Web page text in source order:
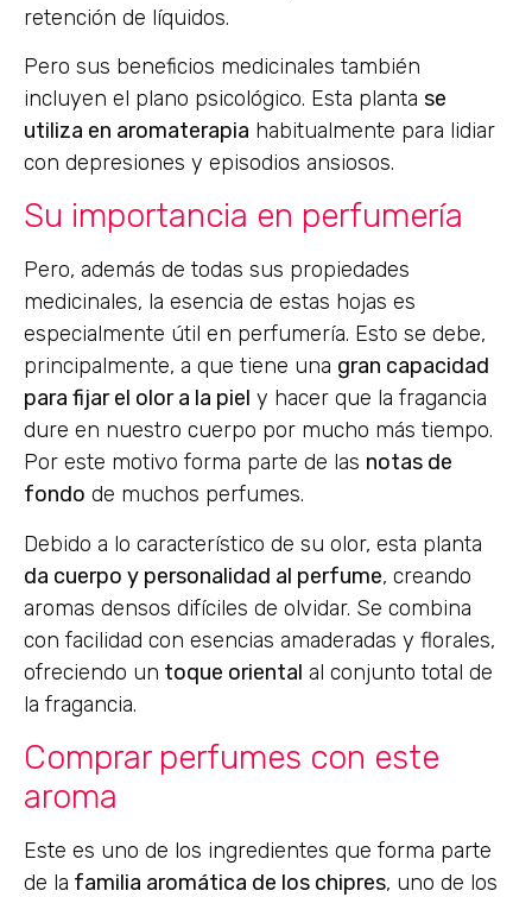
retención de líquidos.
Pero sus beneficios medicinales también
incluyen el plano psicológico. Esta planta se
utiliza en aromaterapia habitualmente para lidiar
con depresiones y episodios ansiosos.
Su importancia en perfumería
Pero, además de todas sus propiedades
medicinales, la esencia de estas hojas es
especialmente útil en perfumería. Esto se debe,
principalmente, a que tiene una gran capacidad
para fijar el olor a la piel y hacer que la fragancia
dure en nuestro cuerpo por mucho más tiempo.
Por este motivo forma parte de las notas de
fondo de muchos perfumes.
Debido a lo característico de su olor, esta planta
da cuerpo y personalidad al perfume, creando
aromas densos difíciles de olvidar. Se combina
con facilidad con esencias amaderadas y florales,
ofreciendo un toque oriental al conjunto total de
la fragancia.
Comprar perfumes con este
aroma
Este es uno de los ingredientes que forma parte
de la familia aromática de los chipres, uno de los